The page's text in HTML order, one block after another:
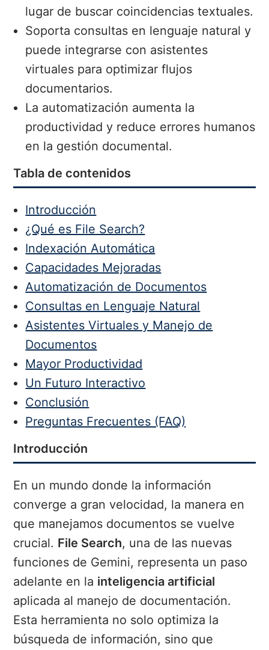
lugar de buscar coincidencias textuales.
Soporta consultas en lenguaje natural y
puede integrarse con asistentes
virtuales para optimizar flujos
documentarios.
La automatización aumenta la
productividad y reduce errores humanos
en la gestión documental.
Tabla de contenidos
Introducción
¿Qué es File Search?
Indexación Automática
Capacidades Mejoradas
Automatización de Documentos
Consultas en Lenguaje Natural
Asistentes Virtuales y Manejo de
Documentos
Mayor Productividad
Un Futuro Interactivo
Conclusión
Preguntas Frecuentes (FAQ)
Introducción
En un mundo donde la información
converge a gran velocidad, la manera en
que manejamos documentos se vuelve
crucial. File Search, una de las nuevas
funciones de Gemini, representa un paso
adelante en la inteligencia artificial
aplicada al manejo de documentación.
Esta herramienta no solo optimiza la
búsqueda de información, sino que